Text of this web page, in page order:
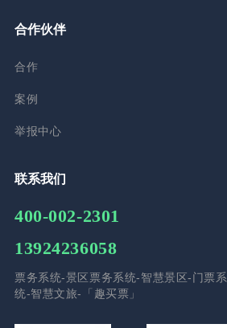
合作伙伴
合作
案例
举报中心
联系我们
400-002-2301
13924236058
票务系统-景区票务系统-智慧景区-门票系
统-智慧文旅-「趣买票」